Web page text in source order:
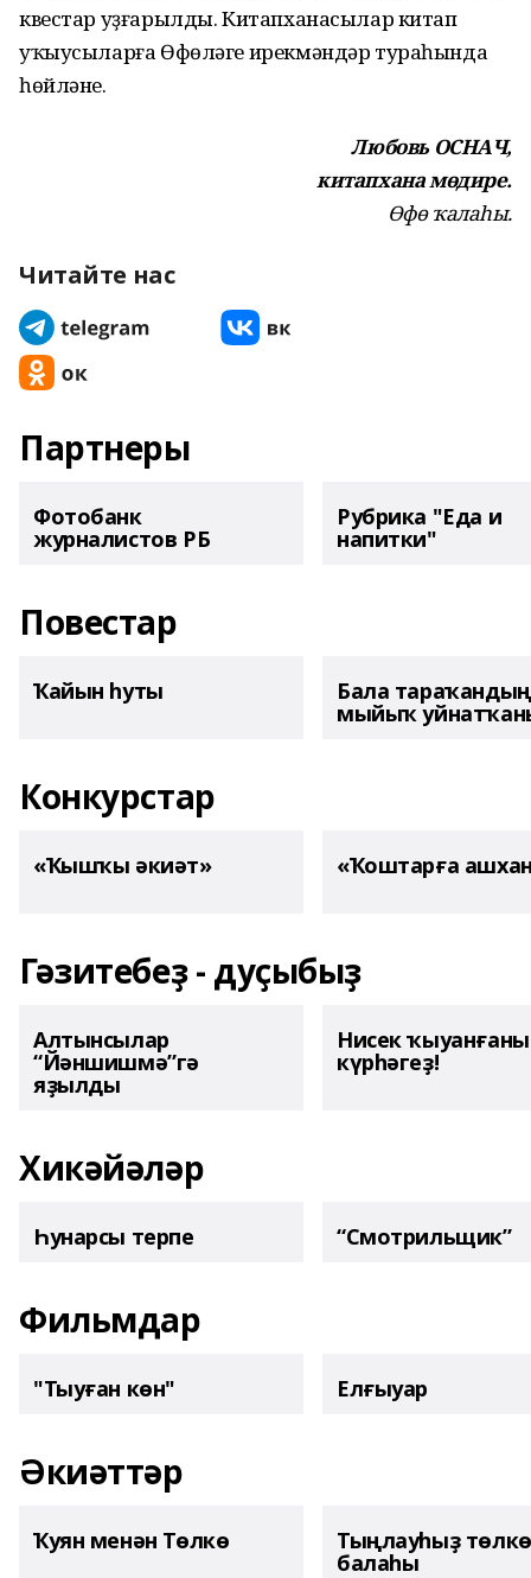
квестар уҙғарылды. Китапханасылар китап
уҡыусыларға Өфөләге ирекмәндәр тураһында
һөйләне.
Любовь ОСНАЧ,
китапхана мөдире.
Өфө ҡалаһы.
Читайте нас
Партнеры
Фотобанк
журналистов РБ
Рубрика "Еда и
напитки"
Повестар
Ҡайын һуты Бала тараҡандың
мыйыҡ
Конкурстар
«Ҡышҡы әкиәт» «Ҡоштарға
Гәзитебеҙ - дуҫыбыҙ
Алтынсылар
“Йәншишмә”гә
яҙылды
Нисек
күрһәгеҙ!
Хикәйәләр
Һунарсы терпе “Смотрильщик”
Фильмдар
"Тыуған көн" Елғыуар
Әкиәттәр
Ҡуян менән Төлкө Тыңлауһыҙ төлкө
балаһы